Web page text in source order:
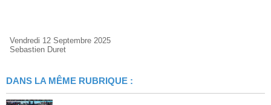
Vendredi 12 Septembre 2025
Sebastien Duret
DANS LA MÊME RUBRIQUE :